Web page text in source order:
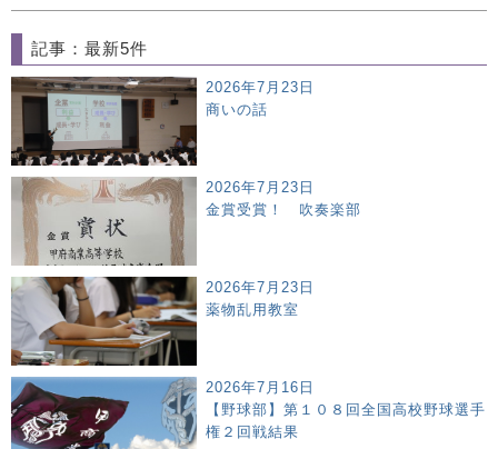
記事：最新5件
2026年7月23日
商いの話
2026年7月23日
金賞受賞！ 吹奏楽部
2026年7月23日
薬物乱用教室
2026年7月16日
【野球部】第１０８回全国高校野球選手
権２回戦結果